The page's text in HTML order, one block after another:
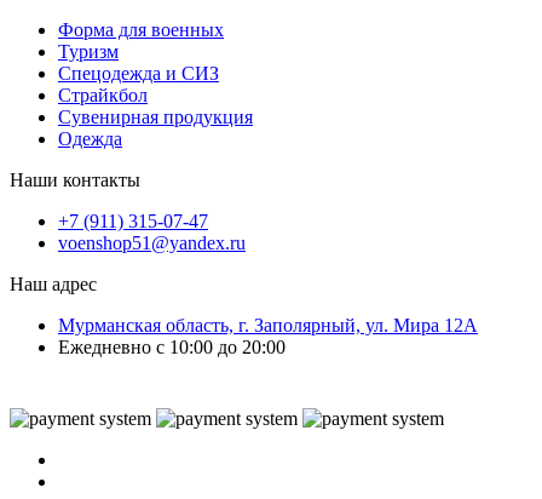
Форма для военных
Туризм
Спецодежда и СИЗ
Страйкбол
Сувенирная продукция
Одежда
Наши контакты
+7 (911) 315-07-47
voenshop51@yandex.ru
Наш адрес
Мурманская область, г. Заполярный, ул. Мира 12А
Ежедневно с 10:00 до 20:00